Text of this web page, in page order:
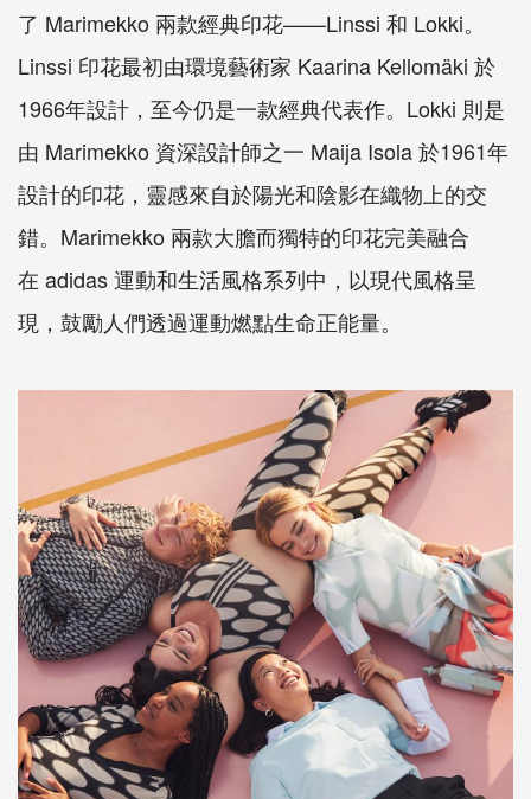
了 Marimekko 兩款經典印花——Linssi 和 Lokki。
Linssi 印花最初由環境藝術家 Kaarina Kellomäki 於
1966年設計，至今仍是一款經典代表作。 Lokki 則是
由 Marimekko 資深設計師之一 Maija Isola於1961年
設計的印花，靈感來自於陽光和陰影在織物上的交
錯。 Marimekko 兩款大膽而獨特的印花完美融合
在 adidas運動和生活風格系列中，以現代風格呈
現，鼓勵人們透過運動燃點生命正能量。